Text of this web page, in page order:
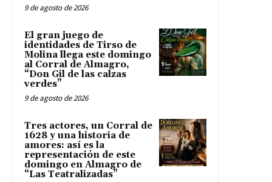
9 de agosto de 2026
El gran juego de
identidades de Tirso de
Molina llega este domingo
al Corral de Almagro,
“Don Gil de las calzas
verdes”
9 de agosto de 2026
Tres actores, un Corral de
1628 y una historia de
amores: así es la
representación de este
domingo en Almagro de
“Las Teatralizadas”